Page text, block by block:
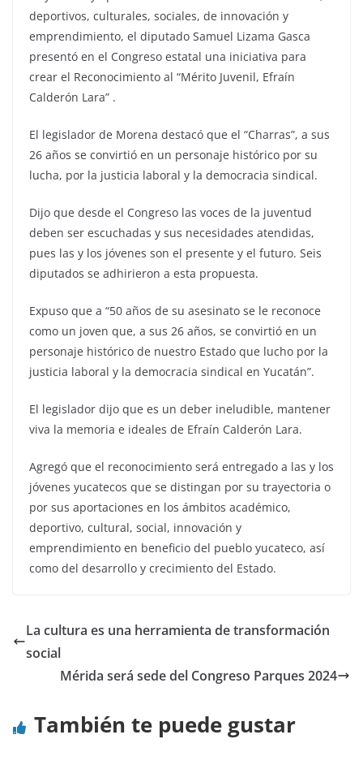
deportivos, culturales, sociales, de innovación y
emprendimiento, el diputado Samuel Lizama Gasca
presentó en el Congreso estatal una iniciativa para
crear el Reconocimiento al “Mérito Juvenil, Efraín
Calderón Lara” .
El legislador de Morena destacó que el “Charras”, a sus
26 años se convirtió en un personaje histórico por su
lucha, por la justicia laboral y la democracia sindical.
Dijo que desde el Congreso las voces de la juventud
deben ser escuchadas y sus necesidades atendidas,
pues las y los jóvenes son el presente y el futuro. Seis
diputados se adhirieron a esta propuesta.
Expuso que a “50 años de su asesinato se le reconoce
como un joven que, a sus 26 años, se convirtió en un
personaje histórico de nuestro Estado que lucho por la
justicia laboral y la democracia sindical en Yucatán”.
El legislador dijo que es un deber ineludible, mantener
viva la memoria e ideales de Efraín Calderón Lara.
Agregó que el reconocimiento será entregado a las y los
jóvenes yucatecos que se distingan por su trayectoria o
por sus aportaciones en los ámbitos académico,
deportivo, cultural, social, innovación y
emprendimiento en beneficio del pueblo yucateco, así
como del desarrollo y crecimiento del Estado.
La cultura es una herramienta de transformación
social
Mérida será sede del Congreso Parques 2024
También te puede gustar